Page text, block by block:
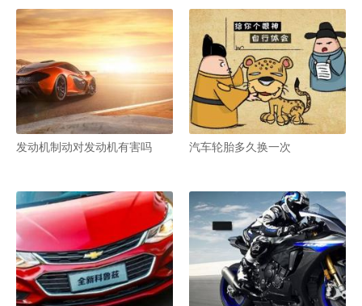
发动机制动对发动机有害吗 汽车轮胎多久换一次